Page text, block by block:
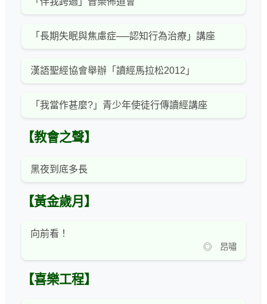
「長期失眠與焦慮症──認知行為治療」講座
漢語聖經協會舉辦「讀經馬拉松2012」
「我當作甚麼?」青少年使徒行傳讀經講座
【教會之聲】
黑夜到底多長
【黃金歲月】
向前看！
◎ 昂嘯
【喜樂工程】